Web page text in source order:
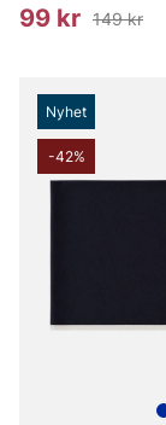
99 kr 149 kr
Nyhet
-42%